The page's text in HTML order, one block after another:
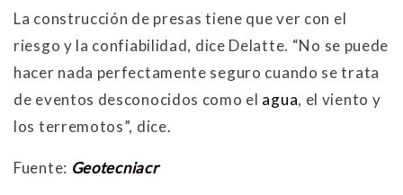
La construcción de presas tiene que ver con el
riesgo y la confiabilidad, dice Delatte. “No se puede
hacer nada perfectamente seguro cuando se trata
de eventos desconocidos como el agua, el viento y
los terremotos”, dice.
Fuente: Geotecniacr